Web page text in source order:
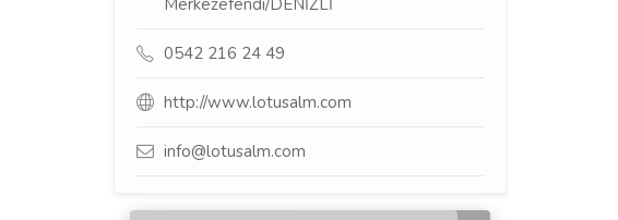
Merkezefendi/DENİZLİ
0542 216 24 49
http://www.lotusalm.com
info@lotusalm.com